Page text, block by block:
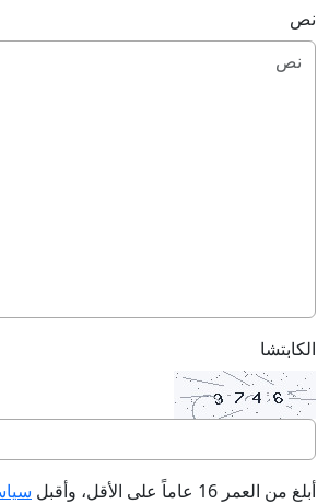
نص
الكابتشا
أبلغ من العمر 16 عاماً على الأقل، وأقبل